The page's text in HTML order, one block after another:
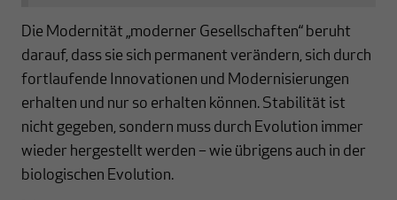
Die Modernität „moderner Gesellschaften“ beruht
darauf, dass sie sich permanent verändern, sich durch
fortlaufende Innovationen und Modernisierungen
erhalten und nur so erhalten können. Stabilität ist
nicht gegeben, sondern muss durch Evolution immer
wieder hergestellt werden – wie übrigens auch in der
biologischen Evolution.